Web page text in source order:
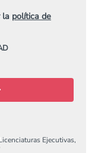
la política de
Ejecutivas,